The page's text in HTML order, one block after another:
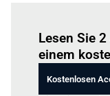
Lesen Sie
einem
Kostenlosen